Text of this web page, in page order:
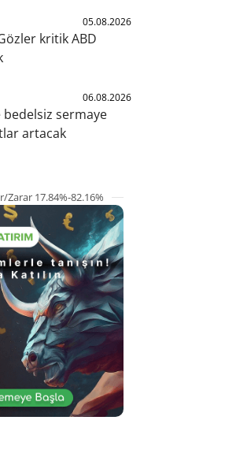
05.08.2026
kritik ABD
06.08.2026
bedelsiz sermaye
artacak
17.84%-82.16%